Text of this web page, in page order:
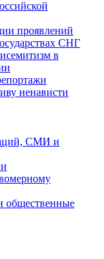
проявлений
СНГ
в
ненависти
СМИ и
общественные